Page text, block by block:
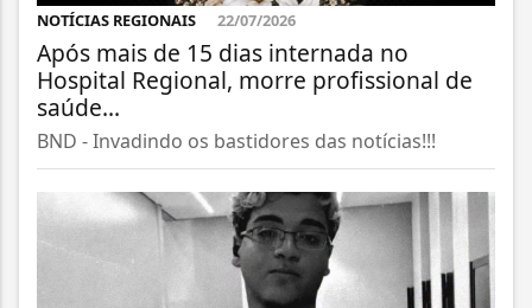
NOTÍCIAS REGIONAIS 22/07/2026
Após mais de 15 dias internada no
Hospital Regional, morre profissional de
saúde...
BND - Invadindo os bastidores das notícias!!!